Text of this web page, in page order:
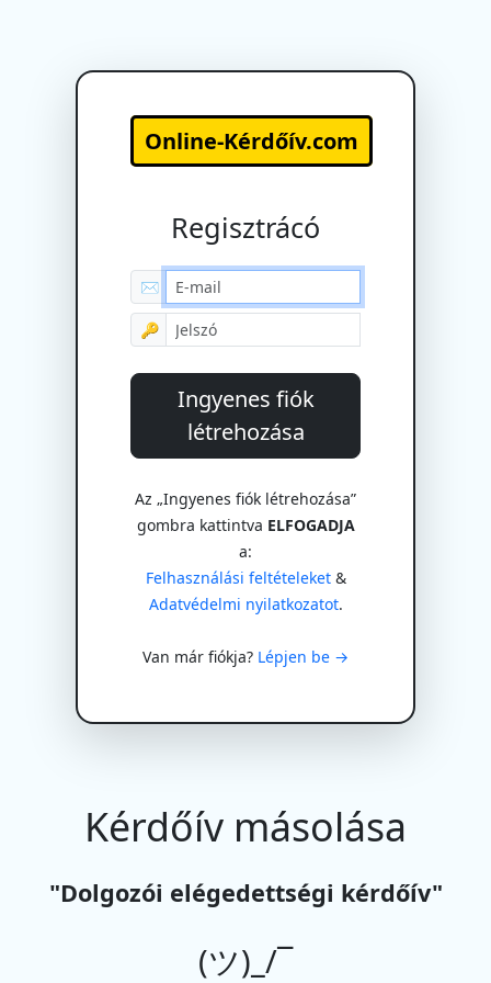
Online-Kérdőív.com
Regisztrácó
✉
🔑
Ingyenes fiók
létrehozása
Az „Ingyenes fiók létrehozása”
gombra kattintva ELFOGADJA
a:
Felhasználási feltételeket&
Adatvédelmi nyilatkozatot.
Van már fiókja? Lépjen be →
Kérdőív másolása
"Dolgozói elégedettségi kérdőív"
(ツ)_/¯